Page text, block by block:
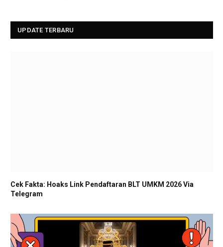
UPDATE TERBARU
Cek Fakta: Hoaks Link Pendaftaran BLT UMKM 2026 Via
Telegram